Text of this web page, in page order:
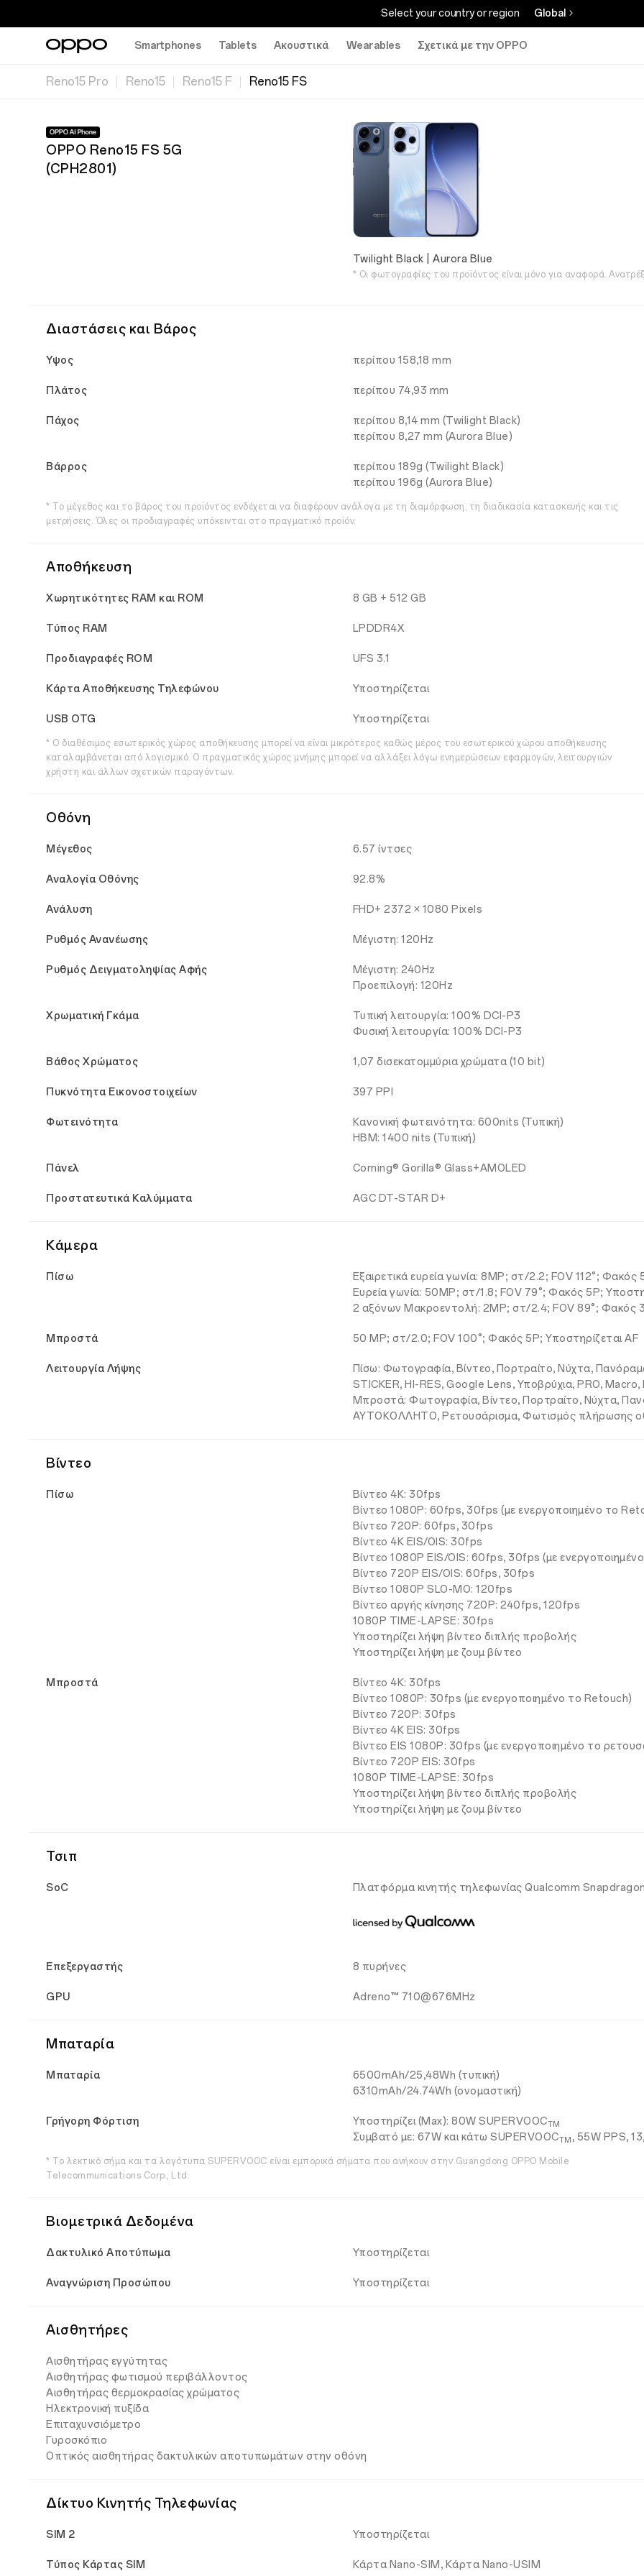
Select your country or region Global
Smartphones Tablets Ακουστικά Wearables Σχετικά με την OPPO
Reno15 Pro Reno15 Reno15 F Reno15 FS
OPPO Reno15 FS 5G
(CPH2801)
Twilight Black | Aurora Blue
* Οι φωτογραφίες του προϊόντος είναι μόνο για αναφορά.
Διαστάσεις και Βάρος
Υψος περίπου 158,18 mm
Πλάτος περίπου 74,93 mm
Πάχος
περίπου 8,14 mm (Twilight Black)
περίπου 8,27 mm (Aurora Blue)
Βάρρος
περίπου 189g (Twilight Black)
περίπου 196g (Aurora Blue)
* Το μέγεθος και το βάρος του προϊόντος ενδέχεται να διαφέρουν ανάλογα με τη διαμόρφωση, τη διαδικασία κατασκευής και τις
μετρήσεις. Όλες οι προδιαγραφές υπόκεινται στο πραγματικό προϊόν.
Αποθήκευση
Χωρητικότητες RAM και ROM 8 GB + 512 GB
Τύπος RAM LPDDR4X
Προδιαγραφές ROM UFS 3.1
Κάρτα Αποθήκευσης Τηλεφώνου Υποστηρίζεται
USB OTG Υποστηρίζεται
* Ο διαθέσιμος εσωτερικός χώρος αποθήκευσης μπορεί να είναι μικρότερος καθώς μέρος του εσωτερικού χώρου αποθήκευσης
καταλαμβάνεται από λογισμικό. Ο πραγματικός χώρος μνήμης μπορεί να αλλάξει λόγω ενημερώσεων εφαρμογών, λειτουργιών
χρήστη και άλλων σχετικών παραγόντων.
Οθόνη
Μέγεθος 6.57 ίντσες
Αναλογία Οθόνης 92.8%
Ανάλυση FHD+ 2372 × 1080 Pixels
Ρυθμός Ανανέωσης Μέγιστη: 120Hz
Ρυθμός Δειγματοληψίας Αφής
Μέγιστη: 240Hz
Προεπιλογή: 120Hz
Χρωματική Γκάμα
Τυπική λειτουργία: 100% DCI-P3
Φυσική λειτουργία: 100% DCI-P3
Βάθος Χρώματος 1,07 δισεκατομμύρια χρώματα (10 bit)
Πυκνότητα Εικονοστοιχείων 397 ΡΡΙ
Φωτεινότητα
Κανονική φωτεινότητα: 600nits (Τυπική)
HBM: 1400 nits (Τυπική)
Πάνελ Corning® Gorilla® Glass+AMOLED
Προστατευτικά Καλύμματα AGC DT-STAR D+
Κάμερα
Πίσω
Εξαιρετικά ευρεία γωνία: 8MP; στ/2.2; FOV 112°; Φακός
Ευρεία γωνία: 50MP; στ/1.8; FOV 79°; Φακός 5P;
2 αξόνων Μακροεντολή: 2MP; στ/2.4; FOV 89°; Φακός
Μπροστά 50 MP; στ/2.0; FOV 100°; Φακός 5P; Υποστηρίζεται AF
Λειτουργία Λήψης
Πίσω: Φωτογραφία, Βίντεο, Πορτραίτο, Νύχτα,
STICKER, HI-RES, Google Lens, Υποβρύχια, PRO, Macro,
Μπροστά: Φωτογραφία, Βίντεο, Πορτραίτο, Νύχτα,
ΑΥΤΟΚΟΛΛΗΤΟ, Ρετουσάρισμα, Φωτισμός πλήρωσης
Βίντεο
Πίσω
Βίντεο 4K: 30fps
Βίντεο 1080P: 60fps, 30fps (με ενεργοποιημένο το
Βίντεο 720P: 60fps, 30fps
Βίντεο 4K EIS/OIS: 30fps
Βίντεο 1080P EIS/OIS: 60fps, 30fps (με
Βίντεο 720P EIS/OIS: 60fps, 30fps
Βίντεο 1080P SLO-MO: 120fps
Βίντεο αργής κίνησης 720P: 240fps, 120fps
1080P TIME-LAPSE: 30fps
Υποστηρίζει λήψη βίντεο διπλής προβολής
Υποστηρίζει λήψη με ζουμ βίντεο
Μπροστά
Βίντεο 4K: 30fps
Βίντεο 1080P: 30fps (με ενεργοποιημένο το Retouch)
Βίντεο 720P: 30fps
Βίντεο 4K EIS: 30fps
Βίντεο EIS 1080P: 30fps (με ενεργοποιημένο το
Βίντεο 720P EIS: 30fps
1080P TIME-LAPSE: 30fps
Υποστηρίζει λήψη βίντεο διπλής προβολής
Υποστηρίζει λήψη με ζουμ βίντεο
Τσιπ
SoC Πλατφόρμα κινητής τηλεφωνίας Qualcomm
Επεξεργαστής 8 πυρήνες
GPU Adreno™ 710@676MHz
Μπαταρία
Μπαταρία
6500mAh/25,48Wh (τυπική)
6310mAh/24.74Wh (ονομαστική)
Γρήγορη Φόρτιση Υποστηρίζει (Max): 80W SUPERVOOCTM
Συμβατό με: 67W και κάτω SUPERVOOCTM , 55W PPS,
* Το λεκτικό σήμα και τα λογότυπα SUPERVOOC είναι εμπορικά σήματα που ανήκουν στην Guangdong OPPO Mobile
Telecommunications Corp., Ltd.
Βιομετρικά Δεδομένα
Δακτυλικό Αποτύπωμα Υποστηρίζεται
Αναγνώριση Προσώπου Υποστηρίζεται
Αισθητήρες
Αισθητήρας εγγύτητας
Αισθητήρας φωτισμού περιβάλλοντος
Αισθητήρας θερμοκρασίας χρώματος
Ηλεκτρονική πυξίδα
Επιταχυνσιόμετρο
Γυροσκόπιο
Οπτικός αισθητήρας δακτυλικών αποτυπωμάτων στην οθόνη
Δίκτυο Κινητής Τηλεφωνίας
SIM 2 Υποστηρίζεται
Τύπος Κάρτας SIM Κάρτα Nano-SIM, Κάρτα Nano-USIM